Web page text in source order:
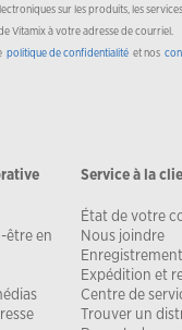
sur les produits, les
Vitamix à votre adresse de courriel.
politique de confidentialité et nos
être en
Service à la
État de votre
Nous joindre
Expédition et
Centre de
Trouver un